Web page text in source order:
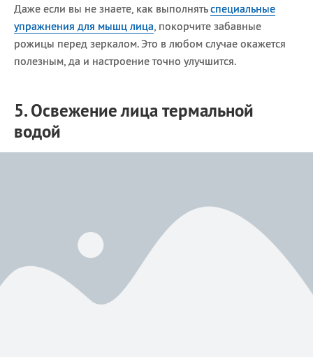
Даже если вы не знаете, как выполнятьспециальные
упражнения для мышц лица , покорчите забавные
рожицы перед зеркалом. Это в любом случае окажется
полезным, да и настроение точно улучшится.
5. Освежение лица термальной
водой